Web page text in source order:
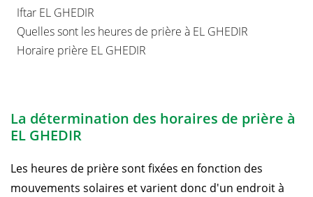
Iftar EL GHEDIR
Quelles sont les heures de prière à EL GHEDIR
Horaire prière EL GHEDIR
La détermination des horaires de prière à
EL GHEDIR
Les heures de prière sont fixées en fonction des
mouvements solaires et varient donc d'un endroit à